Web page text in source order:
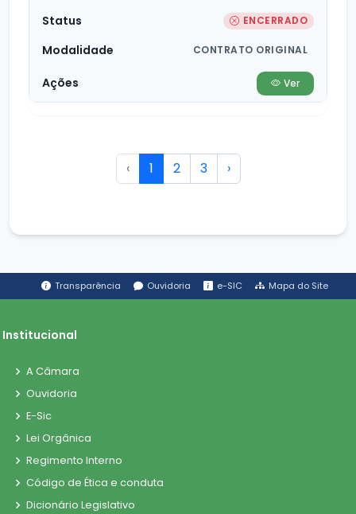
ENCERRADO
CONTRATO ORIGINAL
Ver
‹ 1 2 3 ›
Transparência Ouvidoria e-SIC Mapa do Site
Institucional
A Câmara
Ouvidoria
E-Sic
Lei Orgânica
Regimento Interno
Código de Ética e conduta
Dicionário Legislativo